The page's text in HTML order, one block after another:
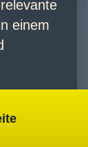
einem